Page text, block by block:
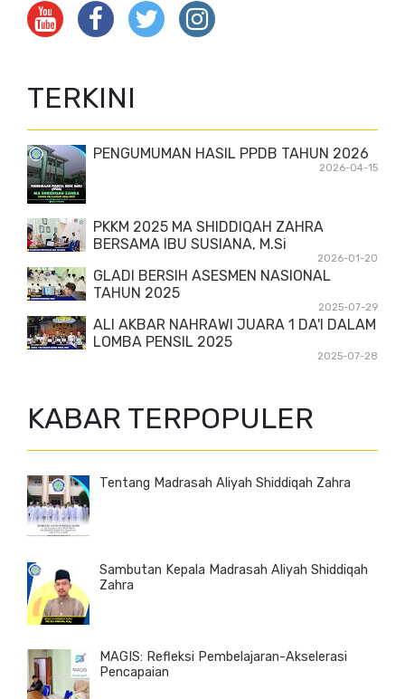
TERKINI
PENGUMUMAN HASIL PPDB TAHUN 2026
2026-04-15
PKKM 2025 MA SHIDDIQAH ZAHRA
BERSAMA IBU SUSIANA, M.Si
2026-01-20
GLADI BERSIH ASESMEN NASIONAL
TAHUN 2025
2025-07-29
ALI AKBAR NAHRAWI JUARA 1 DA'I DALAM
LOMBA PENSIL 2025
2025-07-28
KABAR TERPOPULER
Tentang Madrasah Aliyah Shiddiqah Zahra
Sambutan Kepala Madrasah Aliyah Shiddiqah
Zahra
MAGIS: Refleksi Pembelajaran-Akselerasi
Pencapaian